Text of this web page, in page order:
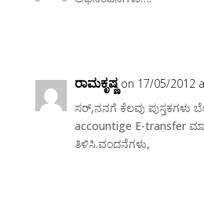
ರಾಮಕೃಷ್ಣ on 17/05/2012
ಸರ್,ನನಗೆ ಕೆಲವು ಪುಸ್ತಕಗಳು
accountige E-transfer
ತಿಳಿಸಿ.ವಂದನೆಗಳು,